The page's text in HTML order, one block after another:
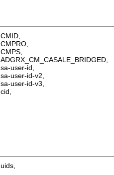
CMID,
CMPRO,
CMPS,
ADGRX_CM_CASALE_BRIDGED,
sa-user-id,
sa-user-id-v2,
sa-user-id-v3,
cid,
uids,